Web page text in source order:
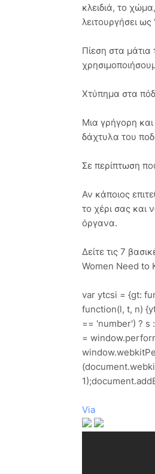
κλειδιά, το
λειτουργήσει
Πίεση στα μάτια
Χτύπημα στα
Μια γρήγορη
δάχτυλα του
Σε περίπτωση
Αν κάποιος
το χέρι σας και
όργανα.
Δείτε τις 7
Women Need to
var ytcsi = {gt:
function(l, t, n)
== 'number') ? s
=
Via